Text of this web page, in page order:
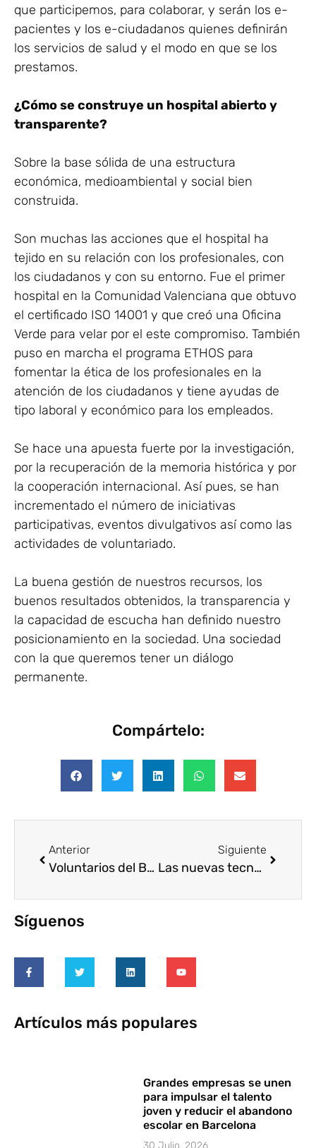
que participemos, para colaborar, y serán los e-
pacientes y los e-ciudadanos quienes definirán
los servicios de salud y el modo en que se los
prestamos.
¿Cómo se construye un hospital abierto y
transparente?
Sobre la base sólida de una estructura
económica, medioambiental y social bien
construida.
Son muchas las acciones que el hospital ha
tejido en su relación con los profesionales, con
los ciuda­danos y con su entorno. Fue el primer
hospital en la Comunidad Valenciana que obtuvo
el certificado ISO 14001 y que creó una Oficina
Verde para velar por el este compromiso. También
puso en marcha el programa ETHOS para
fomentar la ética de los profesionales en la
atención de los ciudadanos y tiene ayudas de
tipo laboral y económico para los empleados.
Se hace una apuesta fuerte por la investigación,
por la recuperación de la memoria histórica y por
la cooperación internacional. Así pues, se han
incrementado el número de iniciativas
participativas, eventos divulgativos así como las
actividades de voluntariado.
La buena gestión de nuestros recursos, los
buenos resultados obtenidos, la transparencia y
la capaci­dad de escucha han definido nuestro
posicionamiento en la sociedad. Una sociedad
con la que quere­mos tener un diálogo
permanente.
Compártelo:
Anterior
Voluntarios del BBVA y reclusos de Picassent juegan la final del torneo de fútbol organizado por FUNDAR
Siguiente
Las nuevas tecnologías y el Voluntariado Corporativo
Síguenos
Artículos más populares
Grandes empresas se unen
para impulsar el talento
joven y reducir el abandono
escolar en Barcelona